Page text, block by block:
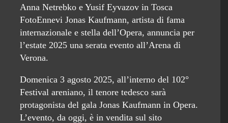
Anna Netrebko e Yusif Eyvazov in Tosca
FotoEnnevi Jonas Kaufmann, artista di fama
internazionale e stella dell’Opera, annuncia per
l’estate 2025 una serata evento all’Arena di
Verona.
Domenica 3 agosto 2025, all’interno del 102°
Festival areniano, il tenore tedesco sarà
protagonista del gala Jonas Kaufmann in Opera.
L’evento, da oggi, è in vendita sul sito